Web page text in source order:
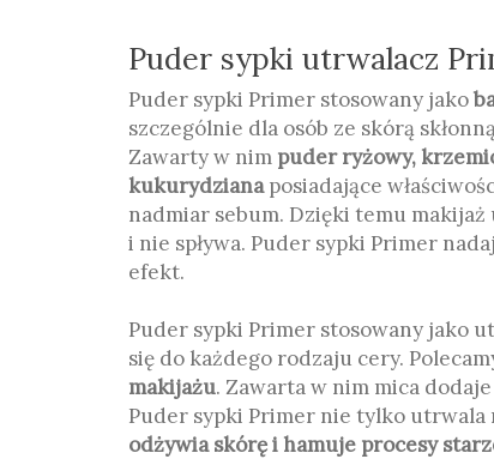
Puder sypki utrwalacz
Puder sypki Primer stosowany jako
szczególnie dla osób ze skórą
Zawarty w nim puder ryżowy,
kukurydzianaposiadające
nadmiar sebum. Dzięki temu
i nie spływa. Puder sypki Primer
efekt.
Puder sypki Primer stosowany jako
się do każdego rodzaju cery.
makijażu. Zawarta w nim mica
Puder sypki Primer nie tylko utrwala
odżywia skórę i hamuje procesy